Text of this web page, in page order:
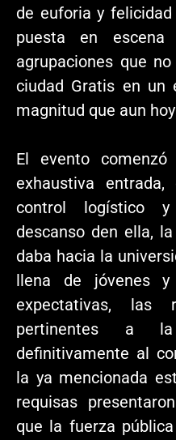
de euforia y
puesta en
agrupaciones que
ciudad Gratis en un
magnitud que aun
El evento
exhaustiva
control logístico
descanso den ella,
daba hacia la
llena de jóvenes y
expectativas, las
pertinentes a
definitivamente al
la ya mencionada
requisas
que la fuerza